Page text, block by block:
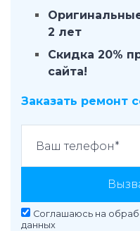
2 лет
Скидка 20%
сайта!
Заказать ремонт
Соглашаюсь на
данных